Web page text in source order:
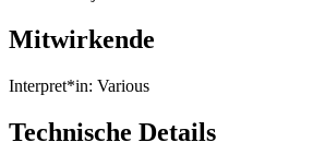
Mitwirkende
Interpret*in: Various
Technische Details